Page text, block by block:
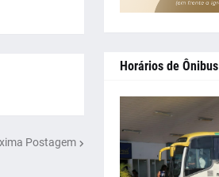
Postagem
Horários de Ônibus